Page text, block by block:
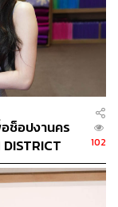
อื่นๆ บ้างไหม
ง Muji ซึ่งเปิด
นที่เซ็นทรัล
ำวัน (Daily
หรือข้าวกล่อง
งสดใหม่เข้ามา
ที่กรุงโตเกียว
ร้านกาแฟ
ช็อปงานคร
102